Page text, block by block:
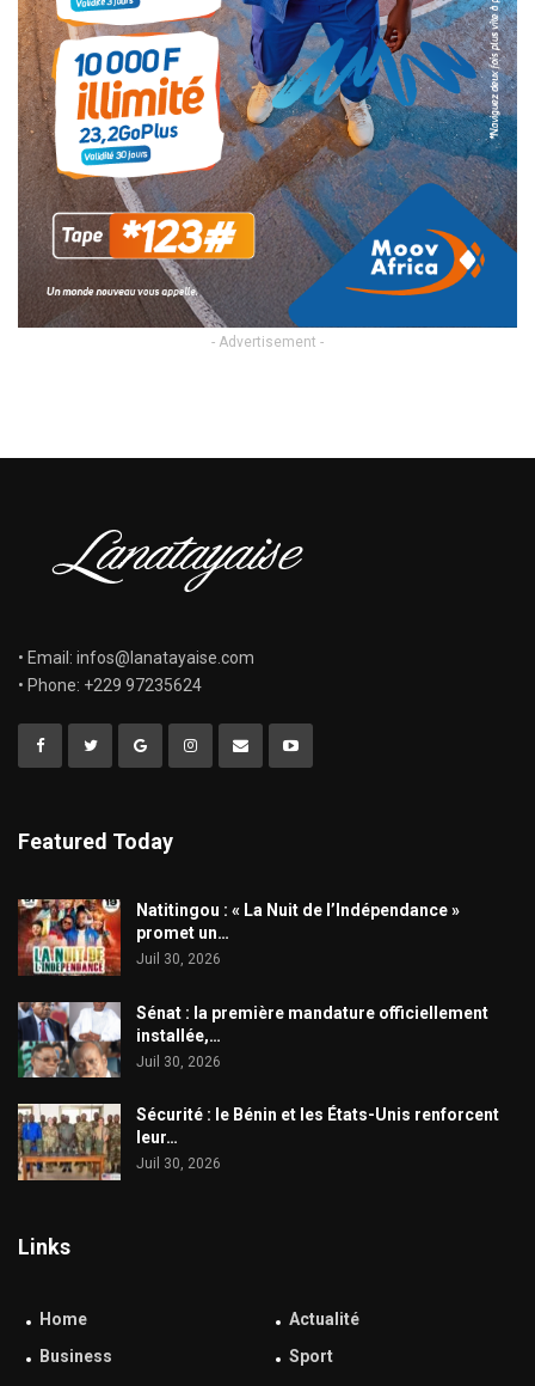
- Advertisement -
• Email: infos@lanatayaise.com
• Phone: +229 97235624
Featured Today
​Natitingou : « La Nuit de l’Indépendance »
promet un…
Juil 30, 2026
Sénat : la première mandature officiellement
installée,…
Juil 30, 2026
Sécurité : le Bénin et les États-Unis renforcent
leur…
Juil 30, 2026
Links
Home
Actualité
Business
Sport